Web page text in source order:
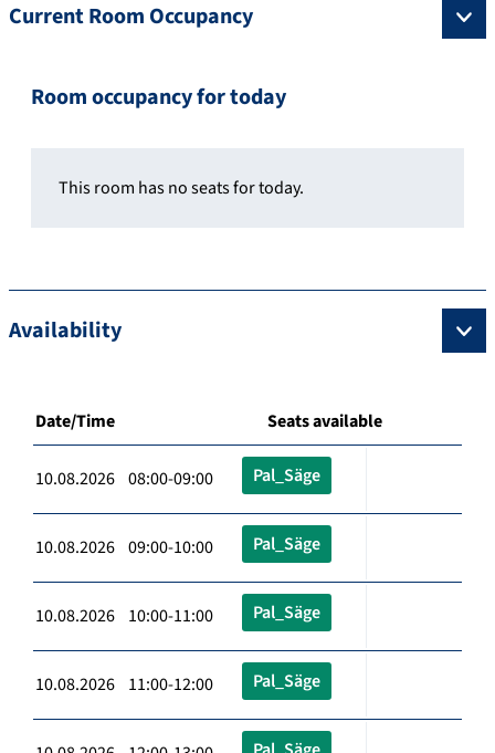
Current Room Occupancy
Room occupancy for today
This room has no seats for today.
Availability
Date/Time Seats available
10.08.2026 08:00-09:00 Pal_Säge
10.08.2026 09:00-10:00 Pal_Säge
10.08.2026 10:00-11:00 Pal_Säge
10.08.2026 11:00-12:00 Pal_Säge